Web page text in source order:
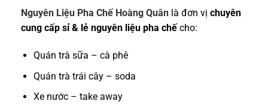
Nguyên Liệu Pha Chế Hoàng Quân là đơn vị chuyên
cung cấp sỉ & lẻ nguyên liệu pha chế cho:
Quán trà sữa – cà phê
Quán trà trái cây – soda
Xe nước – take away